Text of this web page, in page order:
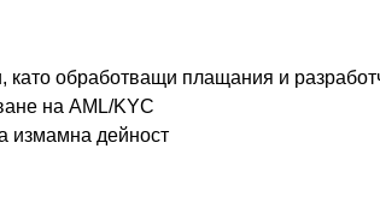
като обработващи плащания и
на AML/KYC
измамна дейност